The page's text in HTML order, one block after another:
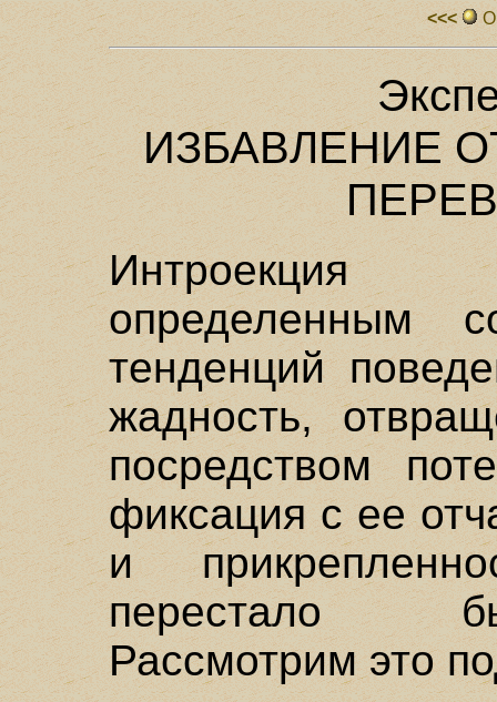
<<<
ИЗБАВЛЕНИЕ
Интроекция
определенным
тенденций
жадность,
посредством
фиксация с ее
и
перестало
Рассмотрим это